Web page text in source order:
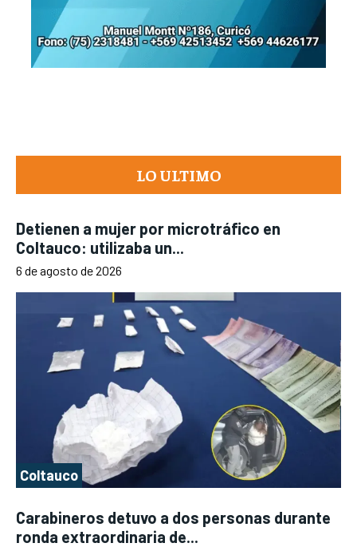
LO ULTIMO
Detienen a mujer por microtráfico en
Coltauco: utilizaba un...
6 de agosto de 2026
Coltauco
Carabineros detuvo a dos personas durante
ronda extraordinaria de...